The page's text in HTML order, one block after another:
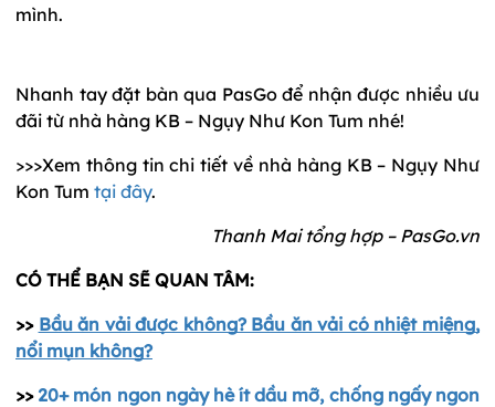
mình.
Nhanh tay đặt bàn qua PasGo để nhận được nhiều ưu
đãi từ nhà hàng KB – Ngụy Như Kon Tum nhé!
>>>Xem thông tin chi tiết về nhà hàng KB – Ngụy Như
Kon Tum tại đây.
Thanh Mai tổng hợp – PasGo.vn
CÓ THỂ BẠN SẼ QUAN TÂM:
>> Bầu ăn vải được không? Bầu ăn vải có nhiệt miệng,
nổi mụn không?
>> 20+ món ngon ngày hè ít dầu mỡ, chống ngấy ngon